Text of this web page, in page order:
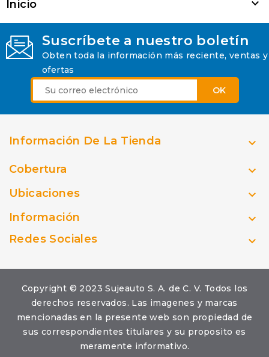
Inicio 
Suscríbete a nuestro boletín
Obten toda la información más reciente, ventas y
ofertas
Información De La Tienda 
Cobertura 
Ubicaciones 
Información 
Redes Sociales 
Copyright © 2023 Sujeauto S. A. de C. V. Todos los
derechos reservados. Las imagenes y marcas
mencionadas en la presente web son propiedad de
sus correspondientes titulares y su proposito es
meramente informativo.